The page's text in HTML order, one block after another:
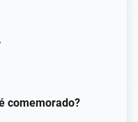
comemorado?